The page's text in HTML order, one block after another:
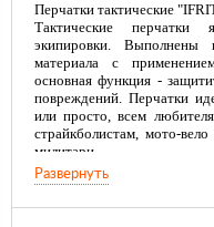
Перчатки тактические
Тактические перчатки
экипировки. Выполнены
материала с
основная функция -
повреждений. Перчатки
или просто, всем
страйкболистам, мото-
милитари.
Технические параметры:
-Анатомический крой, не
Развернуть